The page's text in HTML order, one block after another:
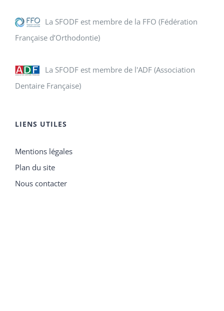
La SFODF est membre de la FFO (Fédération
Française d’Orthodontie)
La SFODF est membre de l'ADF (Association
Dentaire Française)
LIENS UTILES
Mentions légales
Plan du site
Nous contacter